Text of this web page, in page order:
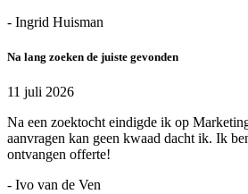
- Ingrid Huisman
Na lang zoeken de juiste gevonden
11 juli 2026
Na een zoektocht eindigde ik op
aanvragen kan geen kwaad dacht ik. Ik
ontvangen offerte!
- Ivo van de Ven